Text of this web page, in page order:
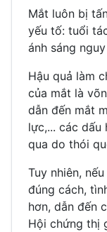
Mắt luôn bị
yếu tố: tuổi
ánh sáng
Hậu quả làm
của mắt là
dẫn đến mắt
lực,... các dấu
qua do thói
Tuy nhiên,
đúng cách,
hơn, dẫn đến
Hội chứng thị